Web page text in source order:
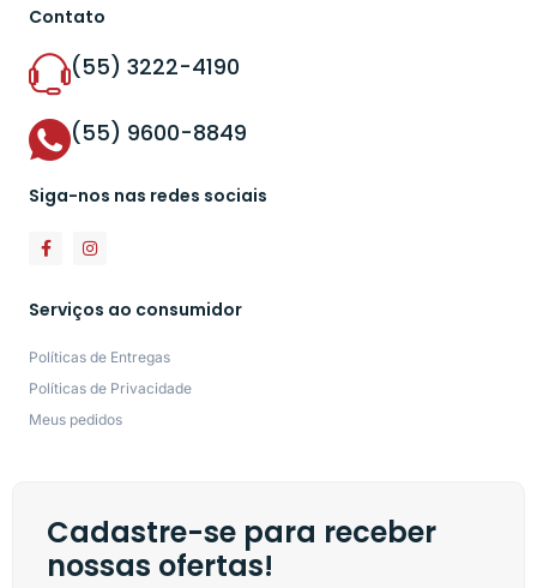
Contato
(55) 3222-4190
(55) 9600-8849
Siga-nos nas redes sociais
Serviços ao consumidor
Políticas de Entregas
Políticas de Privacidade
Meus pedidos
Cadastre-se para receber
nossas ofertas!